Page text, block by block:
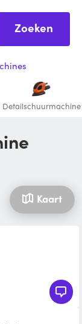
Zoeken
Detailschuurmachine
Kaart